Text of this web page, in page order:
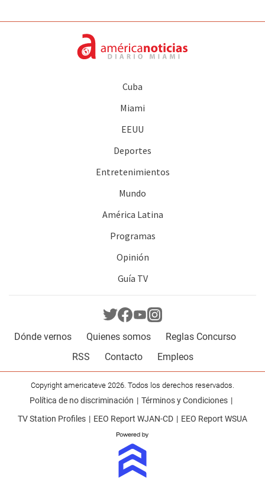
Cuba
Miami
EEUU
Deportes
Entretenimientos
Mundo
América Latina
Programas
Opinión
Guía TV
Dónde vernos Quienes somos
Reglas Concurso
RSS
Contacto Empleos
Copyright americateve 2026. Todos los derechos reservados.
Política de no discriminación
Términos y Condiciones
TV Station Profiles
EEO Report WJAN-CD EEO Report WSUA